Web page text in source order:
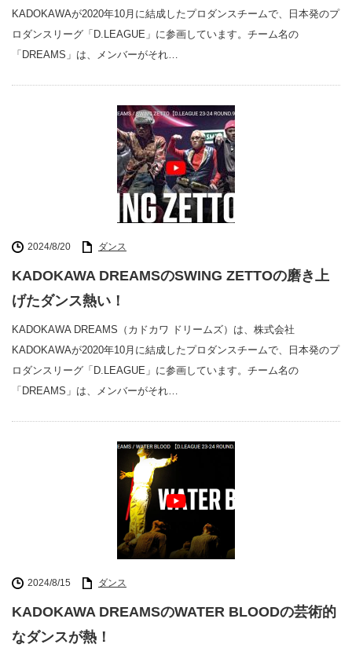
KADOKAWAが2020年10月に結成したプロダンスチームで、日本発のプ
ロダンスリーグ「D.LEAGUE」に参画しています。チーム名の
「DREAMS」は、メンバーがそれ…
2024/8/20 ダンス
KADOKAWA DREAMSのSWING ZETTOの磨き上
げたダンス熱い！
KADOKAWA DREAMS（カドカワ ドリームズ）は、株式会社
KADOKAWAが2020年10月に結成したプロダンスチームで、日本発のプ
ロダンスリーグ「D.LEAGUE」に参画しています。チーム名の
「DREAMS」は、メンバーがそれ…
2024/8/15 ダンス
KADOKAWA DREAMSのWATER BLOODの芸術的
なダンスが熱！